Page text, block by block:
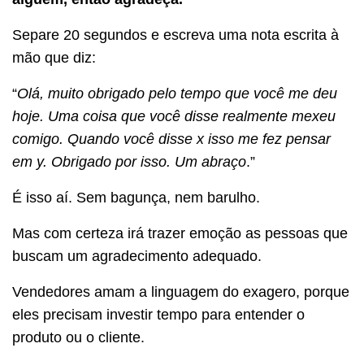
Separe 20 segundos e escreva uma nota escrita à
mão que diz:
“Olá, muito obrigado pelo tempo que você me deu
hoje. Uma coisa que você disse realmente mexeu
comigo. Quando você disse x isso me fez pensar
em y. Obrigado por isso. Um abraço.”
É isso aí. Sem bagunça, nem barulho.
Mas com certeza irá trazer emoção as pessoas que
buscam um agradecimento adequado.
Vendedores amam a linguagem do exagero, porque
eles precisam investir tempo para entender o
produto ou o cliente.